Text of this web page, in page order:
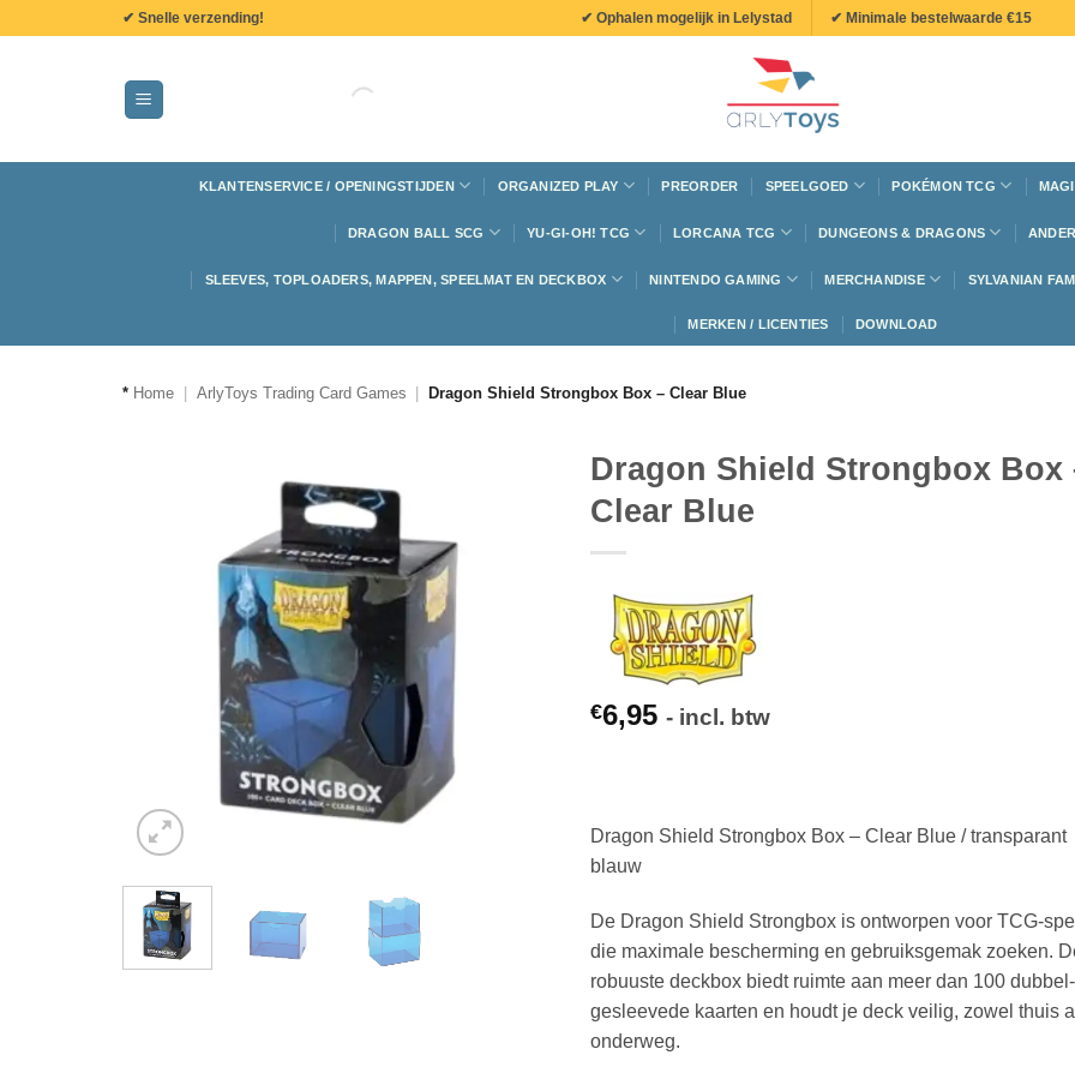
✔ Snelle verzending! ✔ Ophalen mogelijk in Lelystad ✔ Minimale bestelwaarde €15
KLANTENSERVICE / OPENINGSTIJDEN ORGANIZED PLAY PREORDER SPEELGOED POKÉMON TCG
DRAGON BALL SCG YU-GI-OH! TCG LORCANA TCG DUNGEONS & DRAGONS
SLEEVES, TOPLOADERS, MAPPEN, SPEELMAT EN DECKBOX NINTENDO GAMING MERCHANDISE SYLVANIAN
MERKEN / LICENTIES DOWNLOAD
* Home ArlyToys Trading Card Games Dragon Shield Strongbox Box – Clear Blue
Dragon Shield Strongbox Box
Clear Blue
€6,95 - incl. btw
Dragon Shield Strongbox Box – Clear Blue / transparant
blauw
De Dragon Shield Strongbox is ontworpen voor
die maximale bescherming en gebruiksgemak zoeken.
robuuste deckbox biedt ruimte aan meer dan 100 dubbel-
gesleevede kaarten en houdt je deck veilig, zowel thuis
onderweg.